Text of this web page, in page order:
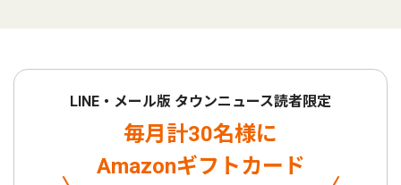
LINE・メール版 タウンニュース読者限定
毎月計30名様に
Amazonギフトカード